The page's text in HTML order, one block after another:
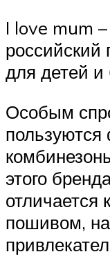
I love mum
российский
для детей
Особым
этого
отличается
пошивом,